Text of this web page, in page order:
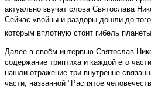
актуально звучат слова Святослава
Сейчас «войны и раздоры дошли до
которым вплотную стоит гибель
Далее в своём интервью Святослав
содержание триптиха и каждой его
нашли отражение три внутренне
части, названной "Распятое